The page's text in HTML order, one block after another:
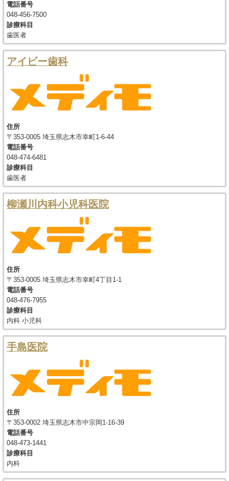
電話番号
048-456-7500
診療科目
歯医者
アイビー歯科
住所
〒353-0005 埼玉県志木市幸町1-6-44
電話番号
048-474-6481
診療科目
歯医者
柳瀬川内科小児科医院
住所
〒353-0005 埼玉県志木市幸町4丁目1-1
電話番号
048-476-7955
診療科目
内科 小児科
手島医院
住所
〒353-0002 埼玉県志木市中宗岡1-16-39
電話番号
048-473-1441
診療科目
内科